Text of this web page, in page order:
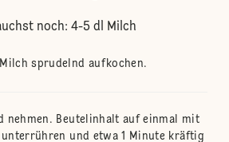
noch: 4-5 dl Milch
sprudelnd aufkochen.
nehmen. Beutelinhalt auf einmal mit
unterrühren und etwa 1 Minute kräftig